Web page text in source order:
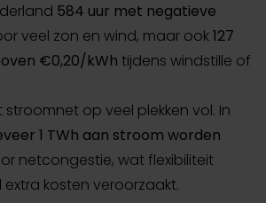
584 uur met negatieve
veel zon en wind, maar ook127
€0,20/kWh tijdens windstille of
op veel plekken vol. In
1 TWh aan stroom worden
netcongestie, wat flexibiliteit
kosten veroorzaakt.